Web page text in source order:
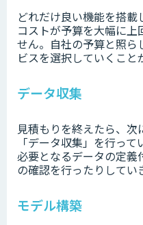
どれだけ良い機能を搭
コストが予算を大幅に上
せん。自社の予算と照ら
ビスを選択していくこと
データ収集
見積もりを終えたら、
「データ収集」を行っ
必要となるデータの定義
の確認を行ったりしてい
モデル構築